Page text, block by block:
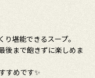
堪能できるスープ。
後まで飽きずに楽しめま
すめです✨